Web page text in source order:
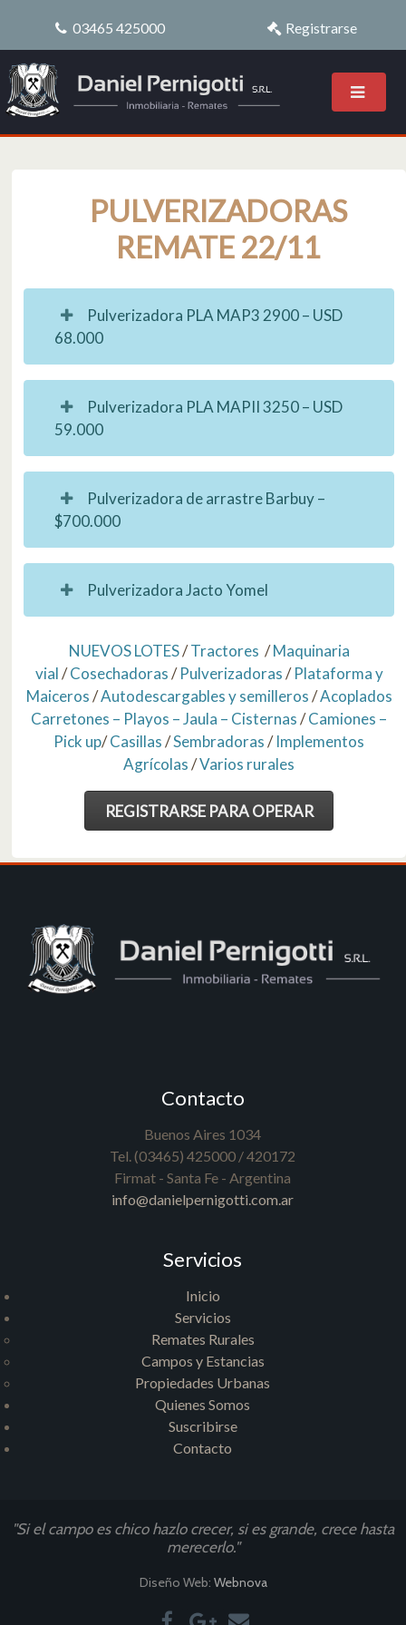
03465 425000 Registrarse
PULVERIZADORAS
REMATE 22/11
Pulverizadora PLA MAP3 2900 – USD
68.000
Pulverizadora PLA MAPII 3250 – USD
59.000
Pulverizadora de arrastre Barbuy –
$700.000
Pulverizadora Jacto Yomel
NUEVOS LOTES/Tractores /Maquinaria
vial/Cosechadoras/Pulverizadoras/Plataforma y
Maiceros/Autodescargables y semilleros/Acoplados
Carretones – Playos – Jaula – Cisternas/Camiones –
Pick up/Casillas/Sembradoras/Implementos
Agrícolas/Varios rurales
REGISTRARSE PARA OPERAR
Contacto
Buenos Aires 1034
Tel. (03465) 425000 / 420172
Firmat - Santa Fe - Argentina
info@danielpernigotti.com.ar
Servicios
Inicio
Servicios
Remates Rurales
Campos y Estancias
Propiedades Urbanas
Quienes Somos
Suscribirse
Contacto
"Si el campo es chico hazlo crecer, si es grande, crece hasta
merecerlo."
Diseño Web: Webnova